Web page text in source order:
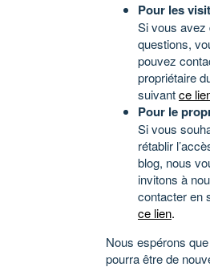
Pour les
Si vous avez
questions,
pouvez
propriétaire
suivantce
Pour le
Si vous
rétablir
blog, nous
invitons à
contacter en
ce lien.
Nous espérons
pourra être de